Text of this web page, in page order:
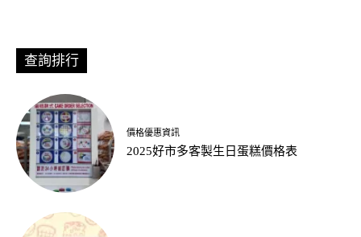
查詢排行
價格優惠資訊
2025好市多客製生日蛋糕價格表